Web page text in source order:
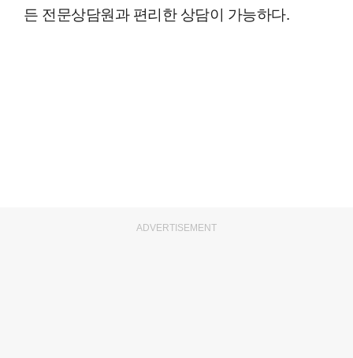
든 전문상담원과 편리한 상담이 가능하다.
ADVERTISEMENT